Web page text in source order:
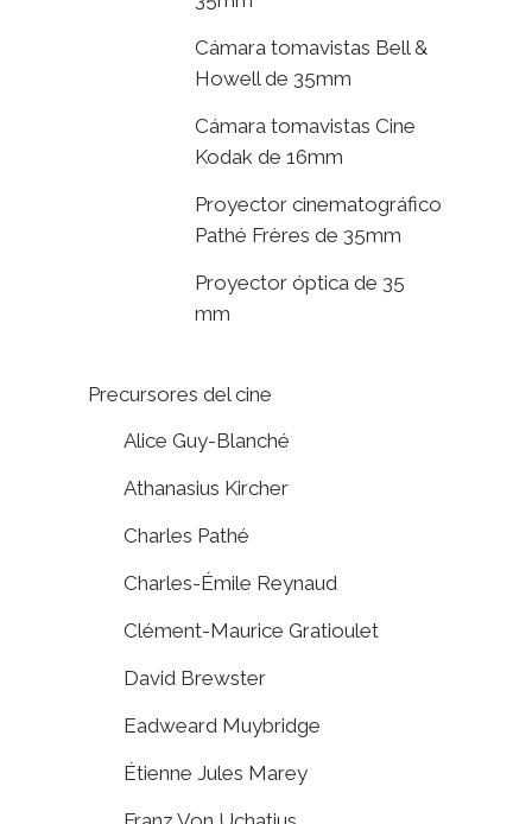
Cámara tomavistas Bell &
Howell de 35mm
Cámara tomavistas Cine
Kodak de 16mm
Proyector cinematográfico
Pathé Frères de 35mm
Proyector óptica de 35
mm
Precursores del cine
Alice Guy-Blanché
Athanasius Kircher
Charles Pathé
Charles-Émile Reynaud
Clément-Maurice Gratioulet
David Brewster
Eadweard Muybridge
Étienne Jules Marey